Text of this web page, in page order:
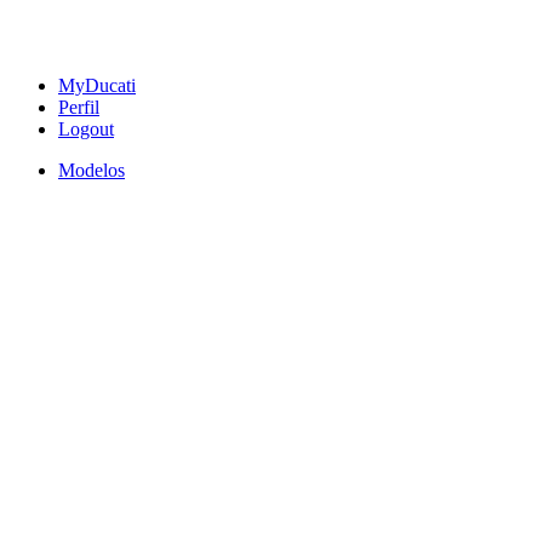
MyDucati
Perfil
Logout
Modelos